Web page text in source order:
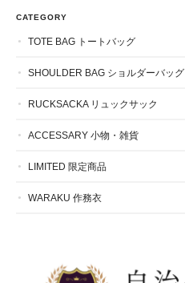
CATEGORY
TOTE BAG トートバッグ
SHOULDER BAG ショルダーバッグ
RUCKSACKA リュックサック
ACCESSARY 小物・雑貨
LIMITED 限定商品
WARAKU 作務衣